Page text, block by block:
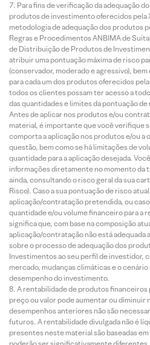
Para fins de verificação da adequação
produtos de investimento oferecidos pela
metodologia de adequação dos produtos
Regras e Procedimentos ANBIMA de
de Distribuição de Produtos de
atribuir uma pontuação máxima de risco
(conservador, moderado e agressivo),
para cada um dos produtos oferecidos
todos os clientes possam ter acesso a
das quantidades e limites da pontuação
Antes de aplicar nos produtos e/ou
material, é importante que você verifique
comporta a aplicação nos produtos e/ou a
questão, bem como se há limitações de
quantidade para a aplicação desejada.
informações diretamente no momento da
ainda, consultando o risco geral da sua
Risco). Caso a sua pontuação de risco
aplicação/contratação pretendida, ou
quantidade e/ou volume financeiro para a
significa que, com base na composição
aplicação/contratação não está adequada
sobre o processo de adequação dos
Investimentos ao seu perfil de investidor,
mercado, mudanças climáticas e o
desempenho do investimento.
A rentabilidade de produtos financeiros
preço ou valor pode aumentar ou diminuir
desempenhos anteriores não são
futuros. A rentabilidade divulgada não é
presentes neste material são baseadas